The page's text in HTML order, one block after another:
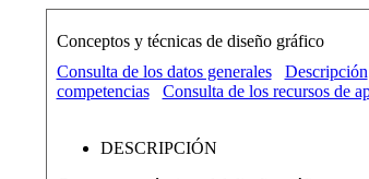
Conceptos y técnicas de diseño gráfico
Consulta de los datos generales
Descripción
competencias
Consulta de los recursos de
DESCRIPCIÓN